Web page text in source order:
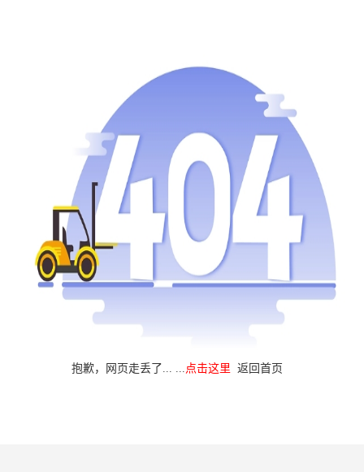
抱歉，网页走丢了... ... 点击这里 返回首页